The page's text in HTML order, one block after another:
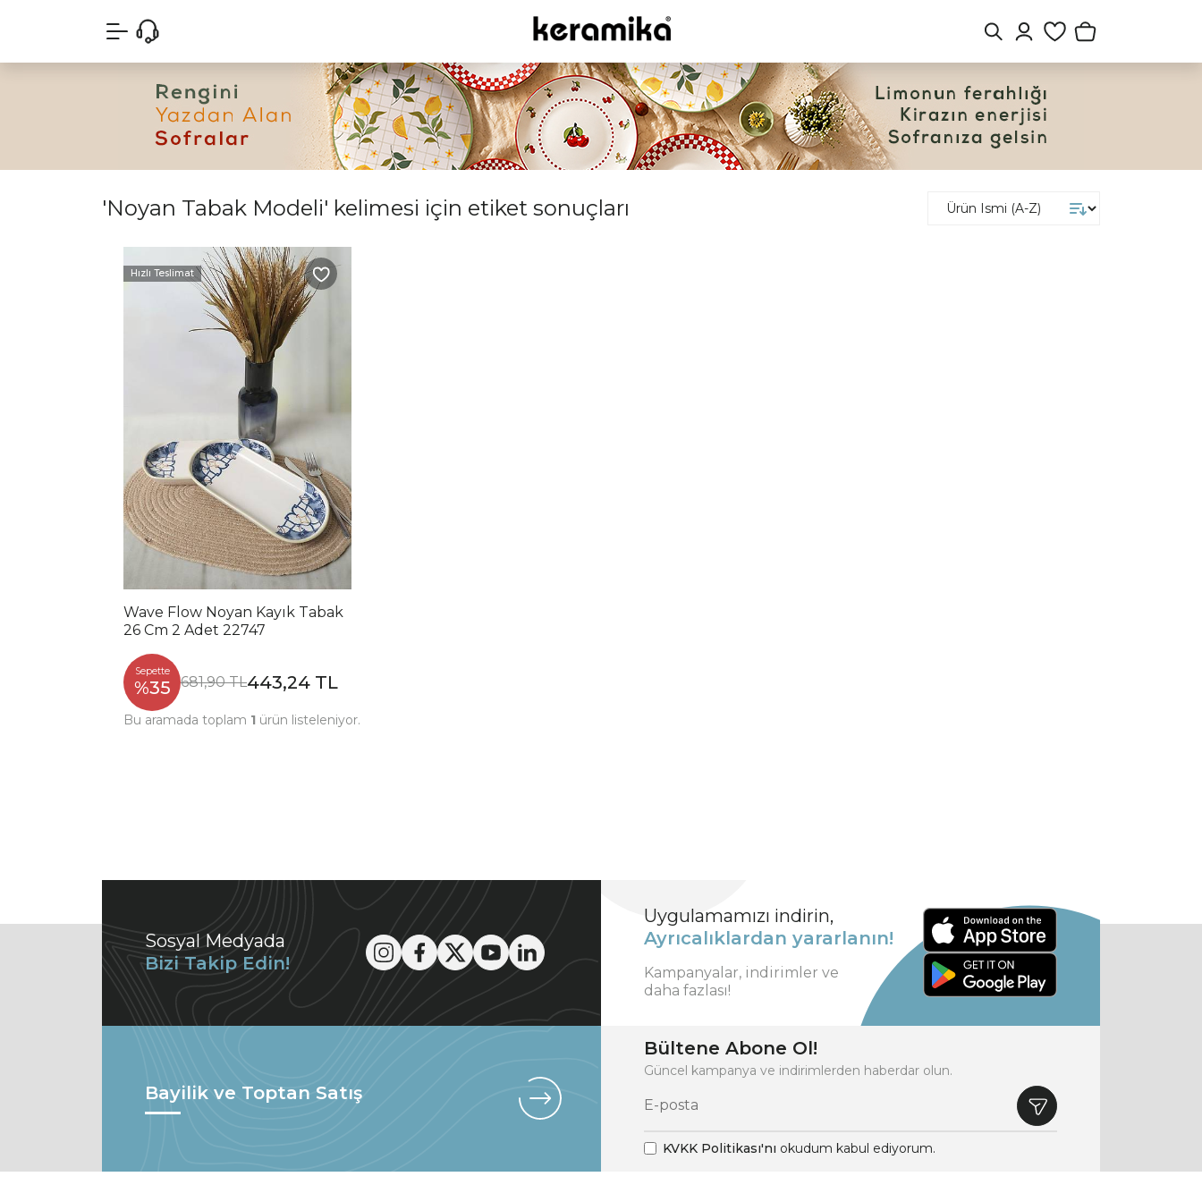
'Noyan Tabak Modeli' kelimesi için etiket sonuçları
Hızlı Teslimat
Wave Flow Noyan Kayık Tabak
26 Cm 2 Adet 22747
Sepette
%35 681,90 TL443,24 TL
Bu aramada toplam 1 ürün listeleniyor.
Sosyal Medyada
Bizi Takip Edin!
Uygulamamızı indirin,
Ayrıcalıklardan yararlanın!
Kampanyalar, indirimler ve
daha fazlası!
Bayilik ve Toptan Satış
Bültene Abone Ol!
Güncel kampanya ve indirimlerden haberdar olun.
KVKK Politikası'nı okudum kabul ediyorum.